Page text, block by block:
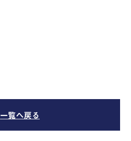
一覧へ戻る